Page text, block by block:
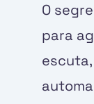
O
para